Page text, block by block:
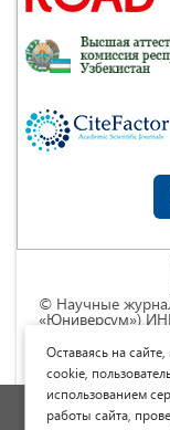
© Научные
«Юниверсум»)
Commons «
Непортированная
Политика
Оставаясь на
cookie,
использованием
работы сайта,